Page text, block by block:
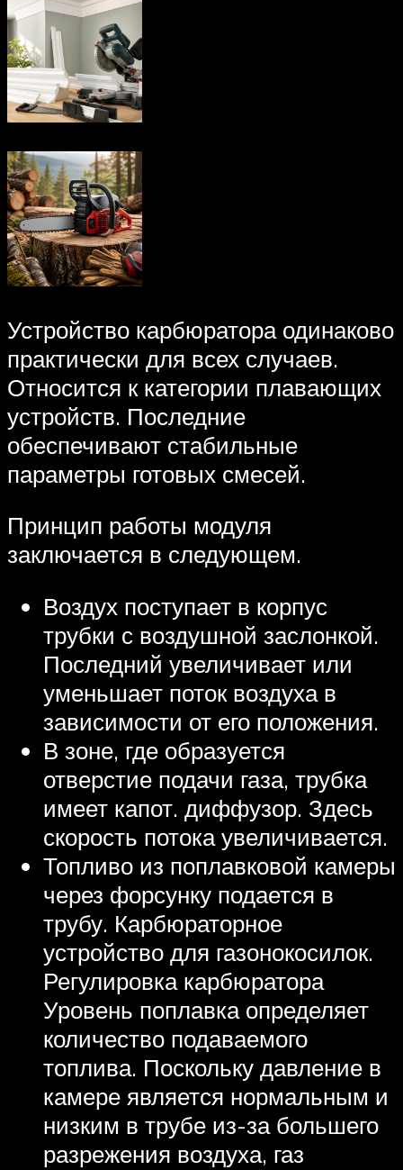
Устройство карбюратора одинаково
практически для всех случаев.
Относится к категории плавающих
устройств. Последние
обеспечивают стабильные
параметры готовых смесей.
Принцип работы модуля
заключается в следующем.
Воздух поступает в корпус
трубки с воздушной заслонкой.
Последний увеличивает или
уменьшает поток воздуха в
зависимости от его положения.
В зоне, где образуется
отверстие подачи газа, трубка
имеет капот. диффузор. Здесь
скорость потока увеличивается.
Топливо из поплавковой камеры
через форсунку подается в
трубу. Карбюраторное
устройство для газонокосилок.
Регулировка карбюратора
Уровень поплавка определяет
количество подаваемого
топлива. Поскольку давление в
камере является нормальным и
низким в трубе из-за большего
разрежения воздуха, газ